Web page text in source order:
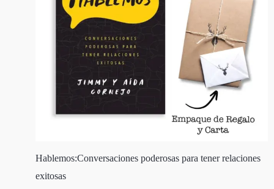
Hablemos:Conversaciones poderosas para tener relaciones
exitosas